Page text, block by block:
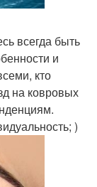
всегда быть
и
кто
на ковровых
)